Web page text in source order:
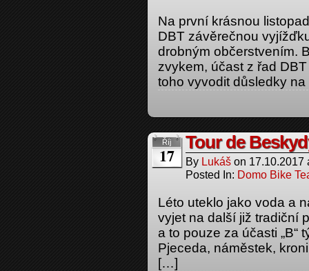
Na první krásnou
DBT závěrečnou
drobným občerstvením.
zvykem, účast z řad
toho vyvodit důsledky
Říj
17
Tour de
By Lukáš on 17.10.2017
Posted In: Domo Bike
Léto uteklo jako voda a
vyjet na další již tradiční
a to pouze za účasti „B“
Pjeceda, náměstek,
[…]